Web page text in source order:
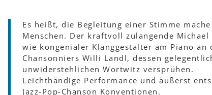
Es heißt, die Begleitung einer Stimme
Menschen. Der kraftvoll zulangende
wie kongenialer Klanggestalter am Piano
Chansonniers Willi Landl, dessen
unwiderstehlichen Wortwitz versprühen.
Leichthändige Performance und äußerst
Jazz-Pop-Chanson Konventionen.